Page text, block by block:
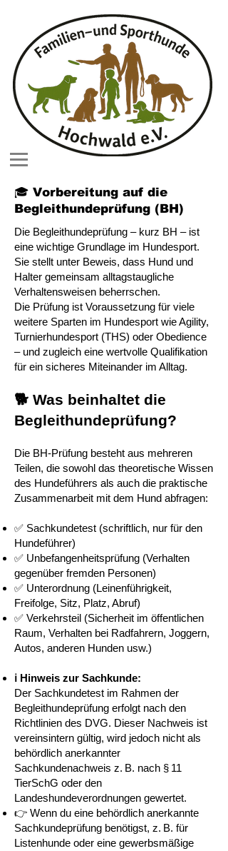
🎓 Vorbereitung auf die
Begleithundeprüfung (BH)
Die Begleithundeprüfung – kurz BH – ist
eine wichtige Grundlage im Hundesport.
Sie stellt unter Beweis, dass Hund und
Halter gemeinsam alltagstaugliche
Verhaltensweisen beherrschen.
Die Prüfung ist Voraussetzung für viele
weitere Sparten im Hundesport wie Agility,
Turnierhundesport (THS) oder Obedience
– und zugleich eine wertvolle Qualifikation
für ein sicheres Miteinander im Alltag.
🐕 Was beinhaltet die
Begleithundeprüfung?
Die BH-Prüfung besteht aus mehreren
Teilen, die sowohl das theoretische Wissen
des Hundeführers als auch die praktische
Zusammenarbeit mit dem Hund abfragen:
✅ Sachkundetest (schriftlich, nur für den
Hundeführer)
✅ Unbefangenheitsprüfung (Verhalten
gegenüber fremden Personen)
✅ Unterordnung (Leinenführigkeit,
Freifolge, Sitz, Platz, Abruf)
✅ Verkehrsteil (Sicherheit im öffentlichen
Raum, Verhalten bei Radfahrern, Joggern,
Autos, anderen Hunden usw.)
ℹ️ Hinweis zur Sachkunde:
Der Sachkundetest im Rahmen der
Begleithundeprüfung erfolgt nach den
Richtlinien des DVG. Dieser Nachweis ist
vereinsintern gültig, wird jedoch nicht als
behördlich anerkannter
Sachkundenachweis z. B. nach § 11
TierSchG oder den
Landeshundeverordnungen gewertet.
👉 Wenn du eine behördlich anerkannte
Sachkundeprüfung benötigst, z. B. für
Listenhunde oder eine gewerbsmäßige